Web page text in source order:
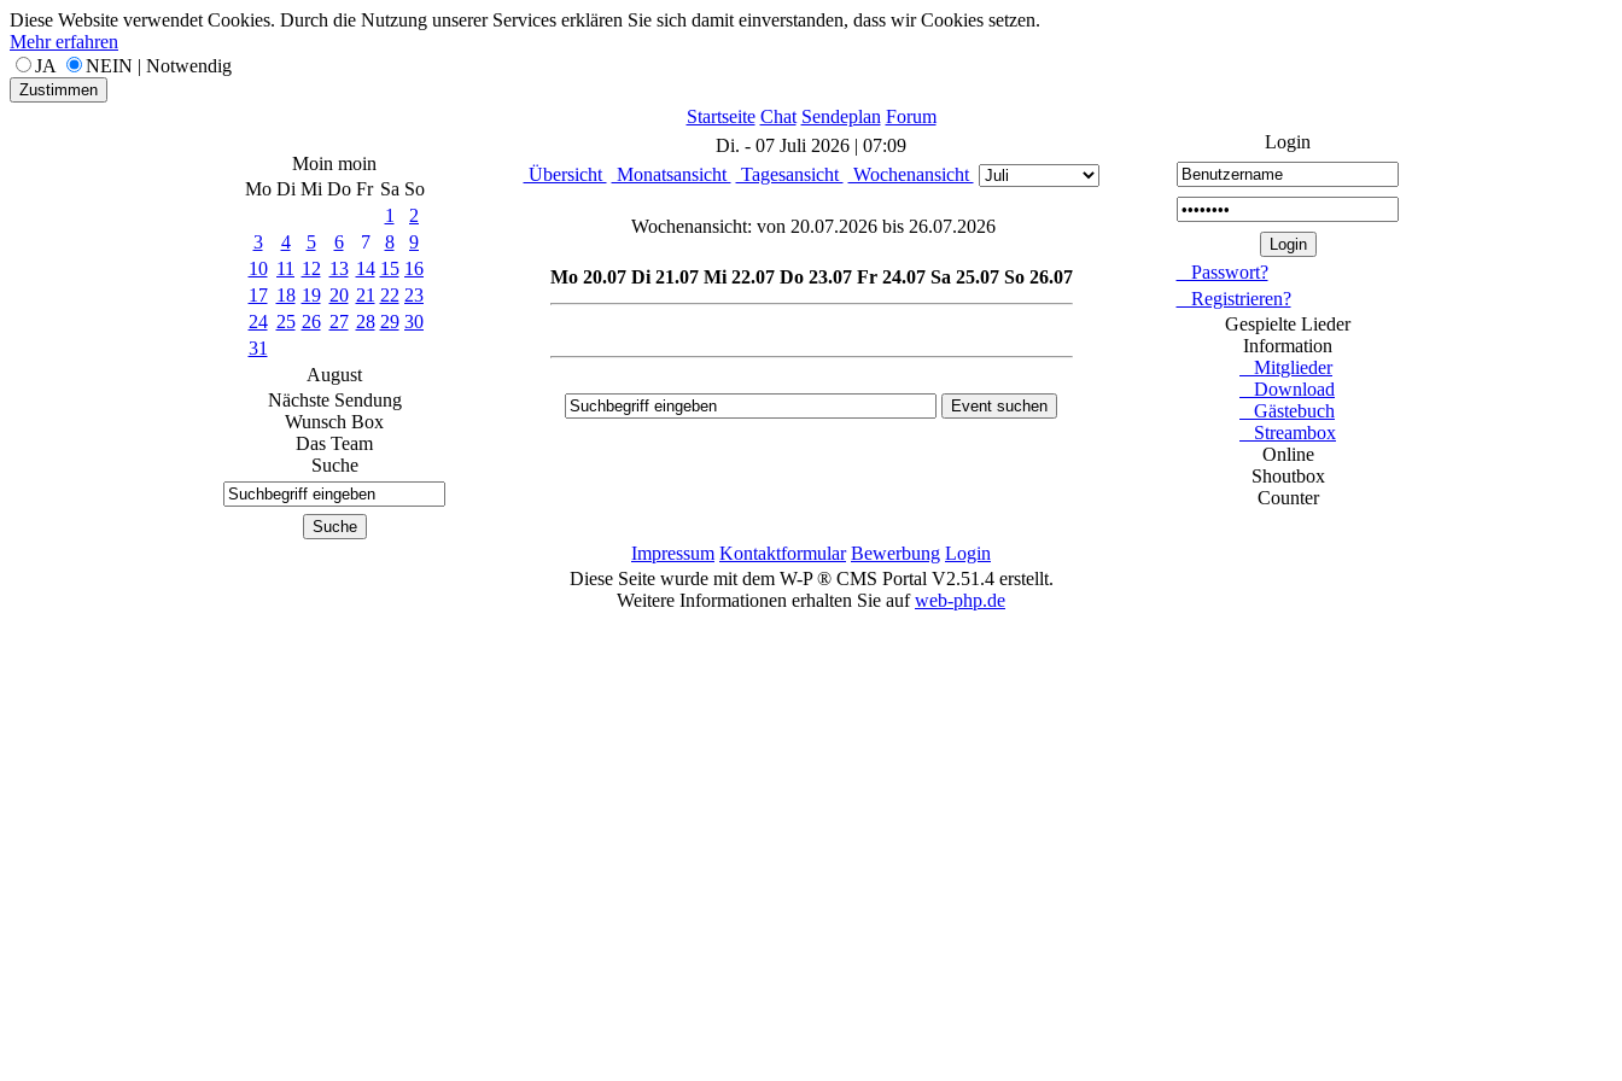
Diese Website verwendet Cookies. Durch die Nutzung unserer Services erklären Sie sich damit einverstanden, dass wir Cookies setzen.
Mehr erfahren
JA
NEIN | Notwendig
Zustimmen
Startseite Chat Sendeplan Forum
Moin moin
Mo Di Mi Do Fr Sa So
1
2
3
4 5 6 7 8
9
10 11 12 13 14 15 16
17 18 19 20 21 22 23
24 25 26 27 28 29 30
31
August
Nächste Sendung
Wunsch Box
Das Team
Suche
Di. - 07 Juli 2026 | 07:09
Übersicht
Monatsansicht Tagesansicht Wochenansicht
Wochenansicht: von 20.07.2026 bis 26.07.2026
Mo 20.07 Di 21.07 Mi 22.07 Do 23.07 Fr 24.07 Sa 25.07 So 26.07
Login
Passwort?
Registrieren?
Gespielte Lieder
Information
Mitglieder
Download
Gästebuch
Streambox
Online
Shoutbox
Counter
Impressum Kontaktformular Bewerbung Login
Diese Seite wurde mit dem W-P ® CMS Portal V2.51.4 erstellt.
Weitere Informationen erhalten Sie aufweb-php.de